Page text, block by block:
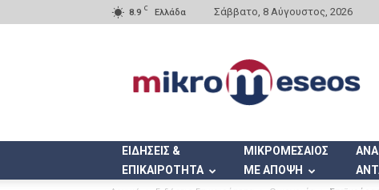
8.9 C Ελλάδα Σάββατο, 8 Αύγουστος, 2026
ΕΙΔΗΣΕΙΣ &
ΕΠΙΚΑΙΡΟΤΗΤΑ
ΜΙΚΡΟΜΕΣΑΙΟΣ
ΜΕ ΑΠΟΨΗ